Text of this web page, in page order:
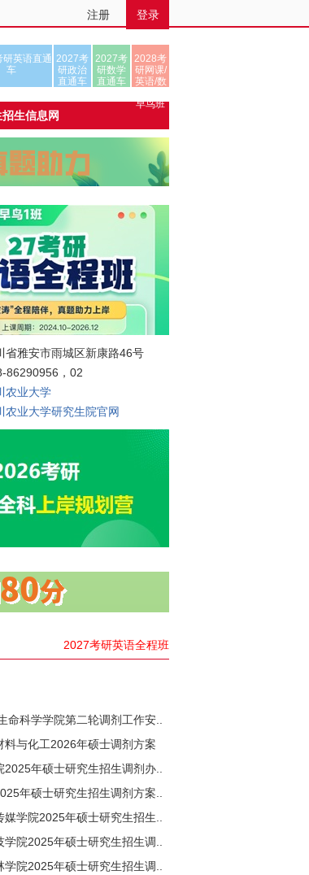
注册 登录
研英语直通
车
2027考
研政治
直通车
2027考
研数学
直通车
2028考
研网课/
英语/数
早鸟班
生信息网
省雅安市雨城区新康路46号
86290956，02
农业大学
农业大学研究生院官网
2027考研英语全程班
命科学学院第二轮调剂工作安..
料与化工2026年硕士调剂方案
年硕士研究生招生调剂办..
年硕士研究生招生调剂方案..
学院2025年硕士研究生招生..
院2025年硕士研究生招生调..
院2025年硕士研究生招生调..